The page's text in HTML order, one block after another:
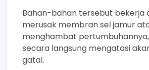
Bahan-bahan tersebut bekerja
merusak membran sel jamur
menghambat
secara langsung mengatasi
gatal.